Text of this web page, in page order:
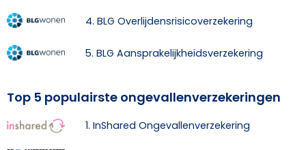
4. BLG Overlijdensrisicoverzekering
5. BLG Aansprakelijkheidsverzekering
Top 5 populairste ongevallenverzekeringen
1. InShared Ongevallenverzekering